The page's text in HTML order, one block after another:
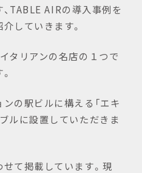
TABLE AIRの導入事例を
していきます。
タリアンの名店の１つで
の駅ビルに構える「エキ
ルに設置していただきま
て掲載しています。現